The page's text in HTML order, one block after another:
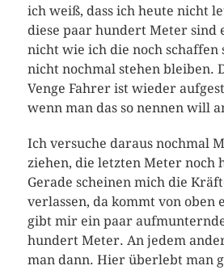
ich weiß, dass ich heute nicht
diese paar hundert Meter sind
nicht wie ich die noch
nicht nochmal stehen bleiben.
Venge Fahrer ist wieder
wenn man das so nennen will
Ich versuche daraus nochmal
ziehen, die letzten Meter noch
Gerade scheinen mich die
verlassen, da kommt von
gibt mir ein paar
hundert Meter. An jedem
man dann. Hier überlebt man